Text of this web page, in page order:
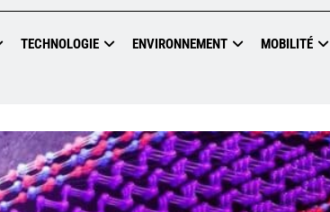
TECHNOLOGIE ENVIRONNEMENT MOBILITÉ